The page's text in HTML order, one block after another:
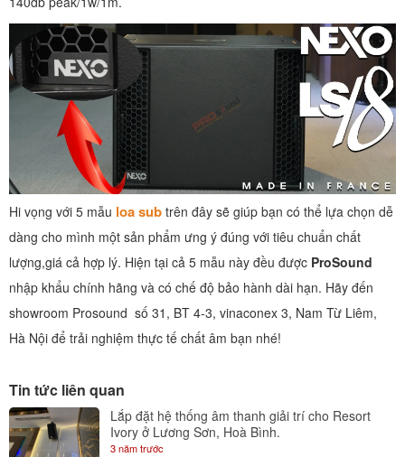
Hi vọng với 5 mẫu loa sub trên đây sẽ giúp bạn có thể lựa chọn dễ
dàng cho mình một sản phẩm ưng ý đúng với tiêu chuẩn chất
lượng,giá cả hợp lý. Hiện tại cả 5 mẫu này đều được ProSound
nhập khẩu chính hãng và có chế độ bảo hành dài hạn. Hãy đến
showroom Prosound số 31, BT 4-3, vinaconex 3, Nam Từ Liêm,
Hà Nội để trải nghiệm thực tế chất âm bạn nhé!
Tin tức liên quan
Lắp đặt hệ thống âm thanh giải trí cho Resort
Ivory ở Lương Sơn, Hoà Bình.
3 năm trước